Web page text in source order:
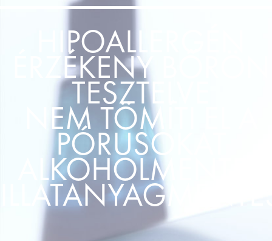
HIPOALLERGÉN
ÉRZÉKENY BŐRÖN
TESZTELVE
NEM TÖMÍTI EL A
PÓRUSOKAT
ALKOHOLMENTES